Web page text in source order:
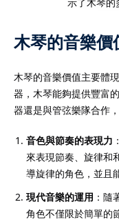
木琴的音樂價
木琴的音樂價值主要體
器，木琴能夠提供豐富
器還是與管弦樂隊合作
音色與節奏的表現力
來表現節奏、旋律和
導旋律的角色，並且
現代音樂的運用 ：隨
角色不僅限於簡單的